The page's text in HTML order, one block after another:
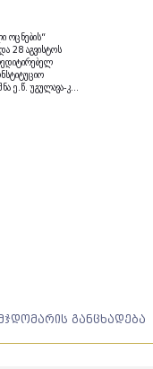
ოცნების“
28 აგვისტოს
ე.წ. უგულავა-კ...
განცხადება